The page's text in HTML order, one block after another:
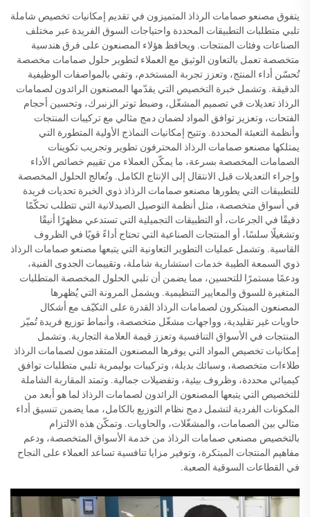
يتفوق مصنعو صمامات الرذاذ المتميزون في تقديم إمكانيات تخصيص شاملة
تلبي متطلبات التطبيقات المحددة واحتياجات السوق الفريدة عبر مختلف
الصناعات وفئات المنتجات. ويحافظ هؤلاء المصنعون على فرق هندسية
متخصصة تعمل بالتعاون الوثيق مع العملاء لتطوير حلول صمامات مخصصة
تُحسّن أداء المنتج، وتعزز تجربة المستخدم، وتفي بالمواصفات الوظيفية
الدقيقة. وتشمل خبرة التخصيص التي يقدّمها المصنعون الرائدون لصمامات
الرذاذ تعديلات في تصميم المشغّل، وضبط توتر الزنبرك، وتحسين أحجام
الفتحات، وتعزيز توافق المواد لضمان دمج مثالي مع تركيبات المنتجات
وأنظمة التعبئة المحددة. وتتيح إمكانيات النماذج الأولية المتطورة التي
يمتلكها مصنعو صمامات الرذاذ المحترفون تطوير وتجريب تكوينات
الصمامات المخصصة بسرعة، ما يمكّن العملاء من تقييم خصائص الأداء
وإجراء التعديلات قبل الانتقال إلى الإنتاج الكامل. وتُعالج الحلول المخصصة
للتطبيقات التي يطورها مصنعو صمامات الرذاذ ذوي الخبرة تحديات فريدة
في أسواق متخصصة، مثل أنظمة التوصيل الصيدلانية التي تتطلب تحكّمًا
دقيقًا في الجرعات، أو التطبيقات التجميلية التي تستدعي مظهرًا أنيقًا
وتشغيلًا سلسًا، أو المنتجات الصناعية التي تحتاج أداءً قويًا في الظروف
القاسية. وتشمل عمليات التطوير التعاونية التي يتبعها مصنعو صمامات الرذاذ
ذوي السمعة الطيبة خدمات استشارية شاملة، وتقييمات الجدوى الفنية،
ودعمًا مستمرًا للتحسين، مما يضمن أن تلبي الحلول المخصصة المتطلبات
المتغيرة للسوق والمعايير التنظيمية. ويشمل المرونة التي يُظهرها
المصنعون المبتكرون لصمامات الرذاذ القدرة على التكيّف مع أشكال
حاويات غير تقليدية، وواجهات مشغّل متخصصة، وأنماط توزيع فريدة تُميّز
المنتجات في الأسواق التنافسية وتعزز قيمة العلامة التجارية. وتشمل
إمكانيات تخصيص المواد التي يوفرها المصنعون المتقدمون لصمامات الرذاذ
طلاءات متخصصة، وسبائك بديلة، وتركيبات بوليمرية تلبي متطلبات توافق
كيميائي محددة، وظروف بيئية، وتفضيلات جمالية. وتمتد المقاربة الشاملة
للتخصيص التي يتبعها المصنعون الرائدون لصمامات الرذاذ لما هو أبعد من
المكونات الفردية لتشمل دمج نظام التوزيع بالكامل، مما يضمن تنسيق أداء
مثالي بين الصمامات، والمشغّلات، والحاويات. وتمكّن هذه الالتزام
بالتخصيص مصنعي صمامات الرذاذ من خدمة الأسواق المتخصصة، ودعم
مفاهيم المنتجات المبتكرة، وتوفير مزايا تنافسية تساعد العملاء على النجاح
في القطاعات السوقية الصعبة.